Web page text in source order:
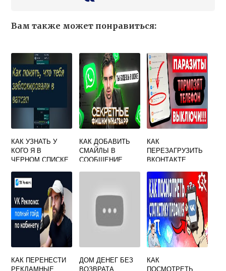
Вам также может понравиться:
КАК УЗНАТЬ У
КОГО Я В
ЧЕРНОМ СПИСКЕ
КАК ДОБАВИТЬ
СМАЙЛЫ В
СООБЩЕНИЕ
КАК
ПЕРЕЗАГРУЗИТЬ
ВКОНТАКТЕ
КАК ПЕРЕНЕСТИ
РЕКЛАМНЫЕ
ДОМ ДЕНЕГ БЕЗ
ВОЗВРАТА
КАК
ПОСМОТРЕТЬ